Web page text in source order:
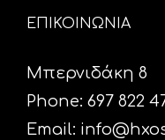
ΕΠΙΚΟΙΝΩΝΙΑ
Μπερνιδάκη 8
Phone: 697 822
Email: